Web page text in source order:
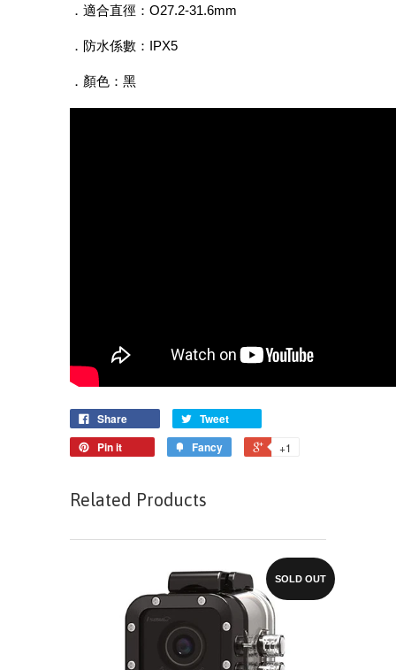
．適合直徑：O27.2-31.6mm
．防水係數：IPX5
．顏色：黑
Share
Tweet
Pin it
Fancy +1
Related Products
SOLD OUT